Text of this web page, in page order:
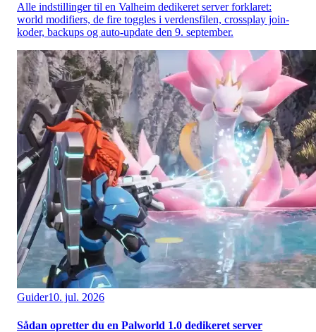
Alle indstillinger til en Valheim dedikeret server forklaret:
world modifiers, de fire toggles i verdensfilen, crossplay join-
koder, backups og auto-update den 9. september.
Guider10. jul. 2026
Sådan opretter du en Palworld 1.0 dedikeret server